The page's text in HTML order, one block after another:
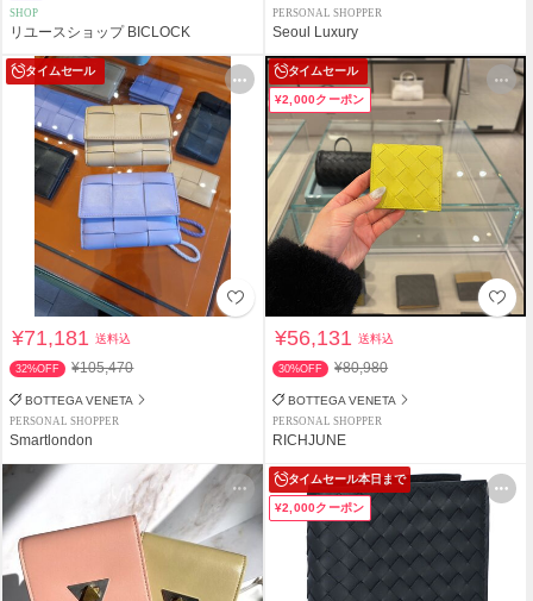
SHOP
リユースショップ BICLOCK
PERSONAL SHOPPER
Seoul Luxury
タイムセール
¥71,181送料込
32%OFF ¥105,470
BOTTEGA VENETA
PERSONAL SHOPPER
Smartlondon
タイムセール
¥2,000クーポン
¥56,131送料込
30%OFF ¥80,980
BOTTEGA VENETA
PERSONAL SHOPPER
RICHJUNE
タイムセール本日まで
¥2,000クーポン